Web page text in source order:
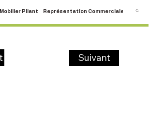
Mobilier Pliant Représentation Commerciale SAV
Précédent Suivant